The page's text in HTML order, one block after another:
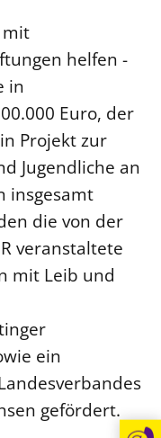
mit
helfen -
in
Euro, der
Projekt zur
Jugendliche an
insgesamt
die von der
veranstaltete
mit Leib und
ein
gefördert.